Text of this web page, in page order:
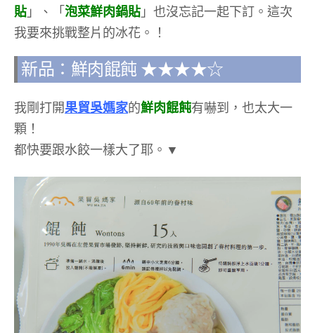
貼 」、「泡菜鮮肉鍋貼 」也沒忘記一起下訂。這次
我要來挑戰整片的冰花。！
新品：鮮肉餛飩 ★★★★☆
我剛打開果貿吳媽家的鮮肉餛飩有嚇到，也太大一
顆！
都快要跟水餃一樣大了耶。▼